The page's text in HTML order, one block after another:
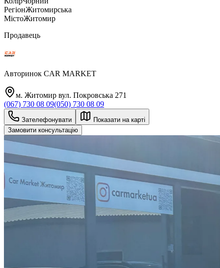
РегіонЖитомирська
МістоЖитомир
Продавець
Авторинок CAR MARKET
м. Житомир вул. Покровська 271
(067) 730 08 09(050) 730 08 09
Зателефонувати
Показати на карті
Замовити консультацію